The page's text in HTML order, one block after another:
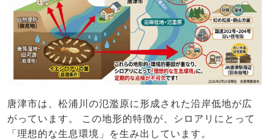
唐津市は、松浦川の氾濫原に形成された沿岸低地が広
がっています。 この地形的特徴が、シロアリにとって
「理想的な生息環境」を生み出しています。